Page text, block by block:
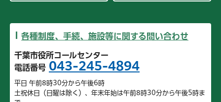
各種制度、手続、施設等に関する問い合わせ
千葉市役所コールセンター
電話番号 043-245-4894
平日 午前8時30分から午後6時
土祝休日（日曜は除く）、年末年始は午前8時30分から午後5時ま